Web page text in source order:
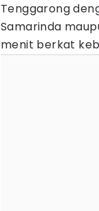
Tenggarong
Samarinda
menit berkat